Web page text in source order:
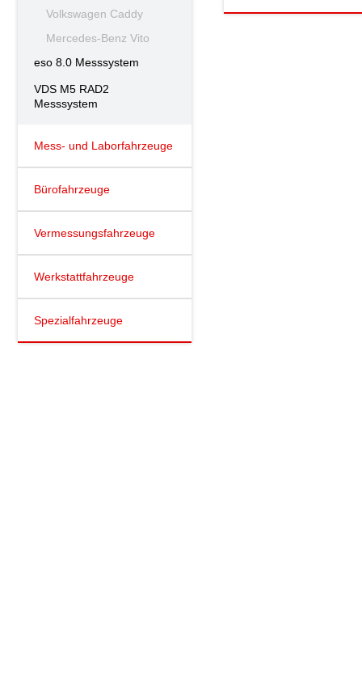
Volkswagen Caddy
Mercedes-Benz Vito
eso 8.0 Messsystem
VDS M5 RAD2
Messsystem
Mess- und Laborfahrzeuge
Bürofahrzeuge
Vermessungsfahrzeuge
Werkstattfahrzeuge
Spezialfahrzeuge